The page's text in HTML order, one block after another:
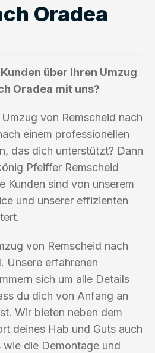
Oradea
über ihren Umzug
Oradea mit uns?
von Remscheid nach
einem professionellen
das dich unterstützt? Dann
Pfeiffer Remscheid
Kunden sind von unserem
und unserer effizienten
von Remscheid nach
Unsere erfahrenen
sich um alle Details
du dich von Anfang an
Wir bieten neben dem
deines Hab und Guts auch
die Demontage und